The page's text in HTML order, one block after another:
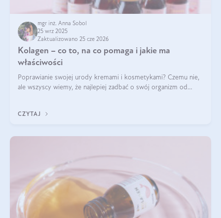
mgr inż. Anna Sobol
25 wrz 2025
Zaktualizowano 25 cze 2026
Kolagen – co to, na co pomaga i jakie ma
właściwości
Poprawianie swojej urody kremami i kosmetykami? Czemu nie,
ale wszyscy wiemy, że najlepiej zadbać o swój organizm od
wysokiej jakości suplem
CZYTAJ